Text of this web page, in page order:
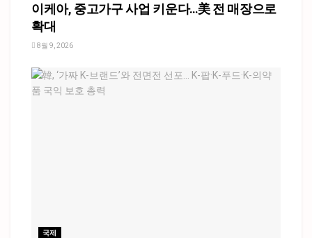
이케아, 중고가구 사업 키운다…美 전 매장으로
확대
8월 9, 2026
국제